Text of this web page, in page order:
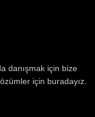
danışmak için bize
için buradayız.